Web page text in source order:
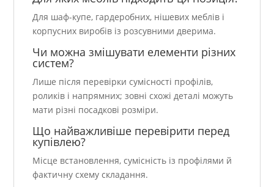
Для шаф-купе, гардеробних, нішевих меблів і
корпусних виробів із розсувними дверима.
Чи можна змішувати елементи різних
систем?
Лише після перевірки сумісності профілів,
роликів і напрямних; зовні схожі деталі можуть
мати різні посадкові розміри.
Що найважливіше перевірити перед
купівлею?
Місце встановлення, сумісність із профілями й
фактичну схему складання.